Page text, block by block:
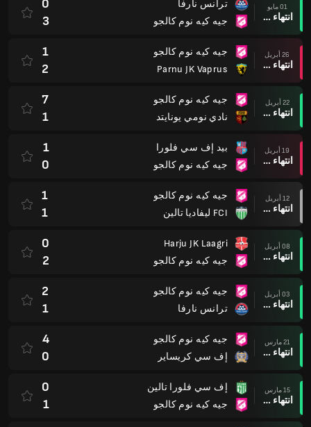
01 مايو
انتهاء وقت المباراة
ترانس نارفا
جيه كيه نوم كالجو
0
3
26 أبريل
انتهاء وقت المباراة
جيه كيه نوم كالجو
Parnu JK Vaprus
1
2
22 أبريل
انتهاء وقت المباراة
جيه كيه نوم كالجو
نادي نومي يونايتد
7
1
19 أبريل
انتهاء وقت المباراة
بيد إف سي فلورا
جيه كيه نوم كالجو
1
0
12 أبريل
انتهاء وقت المباراة
جيه كيه نوم كالجو
FCI ليفاديا تالين
1
1
08 أبريل
انتهاء وقت المباراة
Harju JK Laagri
جيه كيه نوم كالجو
0
2
03 أبريل
انتهاء وقت المباراة
جيه كيه نوم كالجو
ترانس نارفا
2
1
21 مارس
انتهاء وقت المباراة
جيه كيه نوم كالجو
إف سي كريساير
4
0
15 مارس
انتهاء وقت المباراة
إف سي فلورا تالين
جيه كيه نوم كالجو
0
1